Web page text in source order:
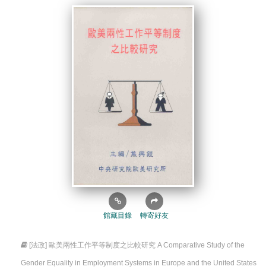
館藏目錄 轉寄好友
[法政] 歐美兩性工作平等制度之比較研究 A Comparative Study of the
Gender Equality in Employment Systems in Europe and the United States